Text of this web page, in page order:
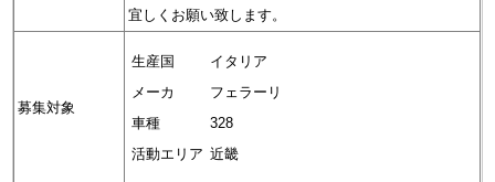
宜しくお願い致します。
募集対象
生産国
イタリア
メーカ
フェラーリ
車種
328
活動エリア 近畿